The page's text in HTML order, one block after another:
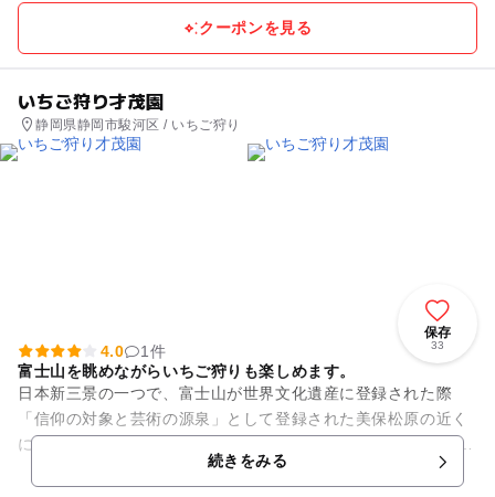
クーポンを見る
いちご狩り才茂園
静岡県静岡市駿河区 / いちご狩り
保存
33
4.0
1件
富士山を眺めながらいちご狩りも楽しめます。
日本新三景の一つで、富士山が世界文化遺産に登録された際
「信仰の対象と芸術の源泉」として登録された美保松原の近く
にはいちご狩りの出来る農園がいくつかあります。 そんな地域
続きをみる